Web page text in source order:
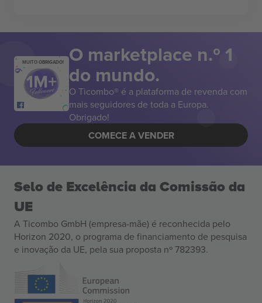
MUITO OBRIGADO! O marketplace n.º 1
do mundo.
O Ticombo® é a plataforma de revenda com
mais seguidores de toda a Europa.
Obrigado!
COMECE A VENDER
Selo de Excelência da Comissão da
UE
A Ticombo GmbH (empresa-mãe) é reconhecida pelo
Horizon 2020, o programa de financiamento de pesquisa
e inovação da UE, pela sua proposta nº 782393.